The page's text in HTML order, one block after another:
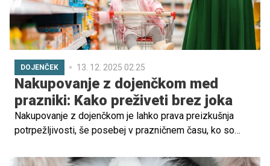
starejša sestra Špela, ki priporoča "rezervna oblačila, čaj,
denar, bratca in družino".
DOJENČEK 13. 12. 2025 02.25
Nakupovanje z dojenčkom med
prazniki: Kako preživeti brez joka
Nakupovanje z dojenčkom je lahko prava preizkušnja
potrpežljivosti, še posebej v prazničnem času, ko so
spopada z jokom, utrujenostjo in občutkom nemoči, še